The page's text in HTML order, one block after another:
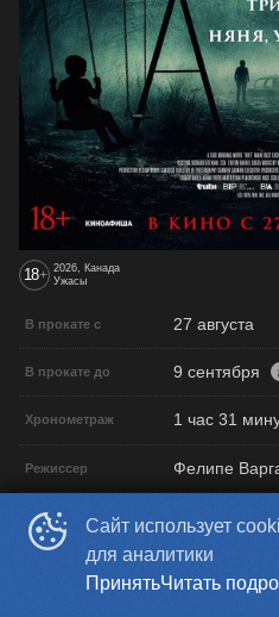
18+ 2026, Канада
Ужасы
В прокате с 27 августа
В прокате до 9 сентября
Хронометраж 1 час 31
Режиссер Фелипе
Продюсер
Даррен
Сценарист Фелипе
Сайт использует
для аналитики
ПринятьЧитать